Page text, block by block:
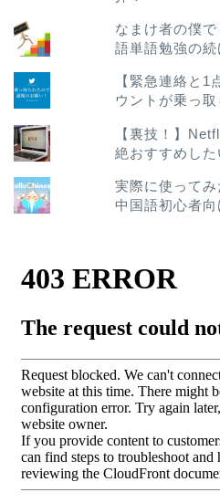
なまけ者の僕
語単語勉強の続
【緊急連絡と
ウントが乗っ
【裏技！】
絶おすすめした
実際に使って
中国語初心者向